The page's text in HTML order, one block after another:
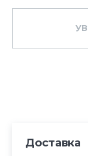
Доставка